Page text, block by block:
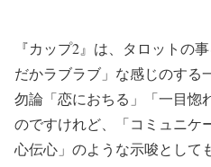
『カップ2』は、タロットの
だかラブラブ」な感じのする
勿論「恋におちる」「一目惚
のですけれど、「コミュニケ
心伝心」のような示唆として